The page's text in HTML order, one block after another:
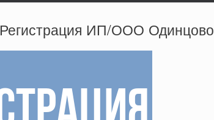
Регистрация ИП/ООО Одинцово